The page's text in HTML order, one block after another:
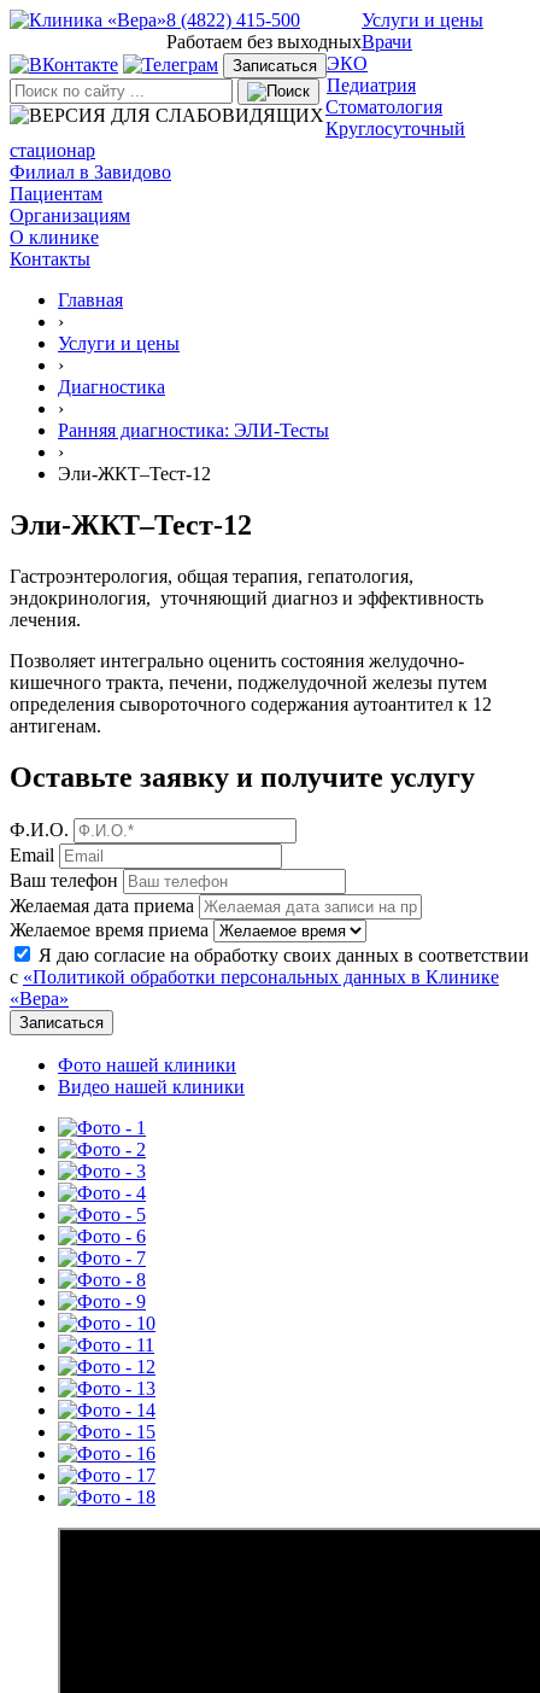
8 (4822) 415-500
Работаем без выходных
Записаться
Услуги и цены
Врачи
ЭКО
Педиатрия
Стоматология
Круглосуточный
стационар
Филиал в Завидово
Пациентам
Организациям
О клинике
Контакты
Главная
›
Услуги и цены
›
Диагностика
›
Ранняя диагностика: ЭЛИ-Тесты
›
Эли-ЖКТ–Тест-12
Эли-ЖКТ–Тест-12
Гастроэнтерология, общая терапия, гепатология,
эндокринология, уточняющий диагноз и эффективность
лечения.
Позволяет интегрально оценить состояния желудочно-
кишечного тракта, печени, поджелудочной железы путем
определения сывороточного содержания аутоантител к 12
антигенам.
Оставьте заявку и получите услугу
Ф.И.О.
Email
Ваш телефон
Желаемая дата приема
Желаемое время приема
Я даю согласие на обработку своих данных в соответствии
с «Политикой обработки персональных данных в Клинике
«Вера»
Фото нашей клиники
Видео нашей клиники